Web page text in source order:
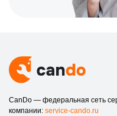
CanDo — федеральная сеть
компании: service-cando.ru